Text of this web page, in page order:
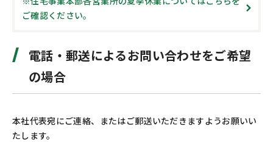
ご確認ください。
電話・郵送によるお問い合わせをご希望
の場合
本社代表宛にご連絡、またはご郵送いただきますようお願いい
たします。